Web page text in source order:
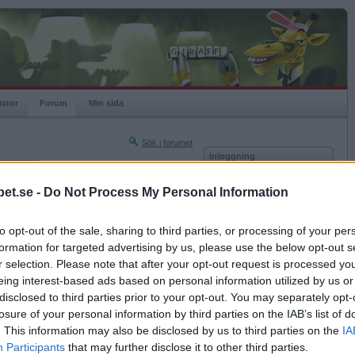
- Do Not Process My Personal Information
opt-out of the sale, sharing to third parties, or processing of your
for targeted advertising by us, please use the below opt-out
selection. Please note that after your opt-out request is processed
interest-based ads based on personal information utilized by us
to third parties prior to your opt-out. You may separately
of your personal information by third parties on the IAB’s list of
This information may also be disclosed by us to third parties on the
Participants that may further disclose it to other third parties.
Forum Min sida
Sök i forumet
Nästa sida »
2018-03-11 16:28
Inloggning
Kom ihåg mig
Glömt ditt lösenord?
Få ny aktiveringslänk
Betapet är gratis!